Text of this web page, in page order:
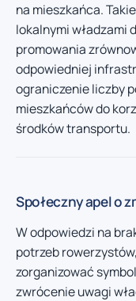
na mieszkańca.
lokalnymi władzami
promowania
odpowiedniej
ograniczenie liczby
mieszkańców do
środków transportu.
Społeczny apel o
W odpowiedzi na
potrzeb
zorganizować
zwrócenie uwagi